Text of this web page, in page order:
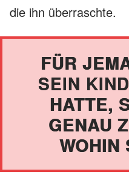
die ihn überraschte.
FÜR
SEIN
HATTE,
GENAU
WOHIN